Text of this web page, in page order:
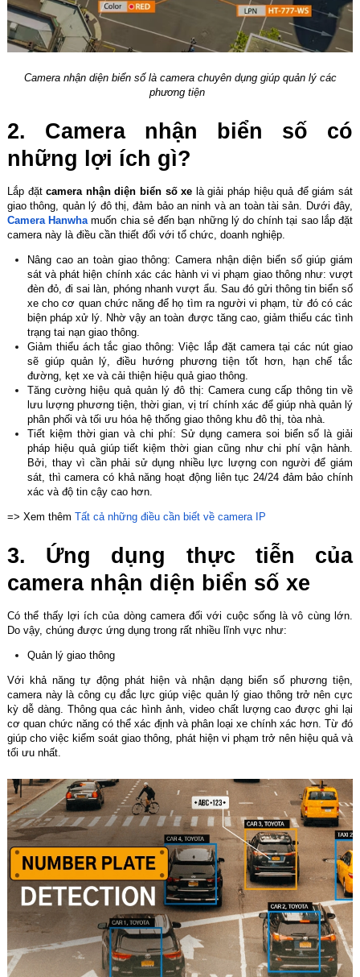
Camera nhận diện biển số là camera chuyên dụng giúp quản lý các
phương tiện
2. Camera nhận biển số có
những lợi ích gì?
Lắp đặtcamera nhận diện biển số xe là giải pháp hiệu quả để giám sát
giao thông, quản lý đô thị, đảm bảo an ninh và an toàn tài sản. Dưới đây,
Camera Hanwha muốn chia sẻ đến bạn những lý do chính tại sao lắp đặt
camera này là điều cần thiết đối với tổ chức, doanh nghiệp.
Nâng cao an toàn giao thông: Camera nhận diện biển số giúp giám
sát và phát hiện chính xác các hành vi vi phạm giao thông như: vượt
đèn đỏ, đi sai làn, phóng nhanh vượt ẩu. Sau đó gửi thông tin biển số
xe cho cơ quan chức năng để họ tìm ra người vi phạm, từ đó có các
biện pháp xử lý. Nhờ vậy an toàn được tăng cao, giảm thiểu các tình
trạng tai nạn giao thông.
Giảm thiểu ách tắc giao thông: Việc lắp đặt camera tại các nút giao
sẽ giúp quản lý, điều hướng phương tiện tốt hơn, hạn chế tắc
đường, kẹt xe và cải thiện hiệu quả giao thông.
Tăng cường hiệu quả quản lý đô thị: Camera cung cấp thông tin về
lưu lượng phương tiện, thời gian, vị trí chính xác để giúp nhà quản lý
phân phối và tối ưu hóa hệ thống giao thông khu đô thị, tòa nhà.
Tiết kiệm thời gian và chi phí: Sử dụng camera soi biển số là giải
pháp hiệu quả giúp tiết kiệm thời gian cũng như chi phí vận hành.
Bởi, thay vì cần phải sử dụng nhiều lực lượng con người để giám
sát, thì camera có khả năng hoạt động liên tục 24/24 đảm bảo chính
xác và độ tin cậy cao hơn.
=> Xem thêm Tất cả những điều cần biết về camera IP
3. Ứng dụng thực tiễn của
camera nhận diện biển số xe
Có thể thấy lợi ích của dòng camera đối với cuộc sống là vô cùng lớn.
Do vậy, chúng được ứng dụng trong rất nhiều lĩnh vực như:
Quản lý giao thông
Với khả năng tự động phát hiện và nhận dạng biển số phương tiện,
camera này là công cụ đắc lực giúp việc quản lý giao thông trở nên cực
kỳ dễ dàng. Thông qua các hình ảnh, video chất lượng cao được ghi lại
cơ quan chức năng có thể xác định và phân loại xe chính xác hơn. Từ đó
giúp cho việc kiểm soát giao thông, phát hiện vi phạm trở nên hiệu quả và
tối ưu nhất.